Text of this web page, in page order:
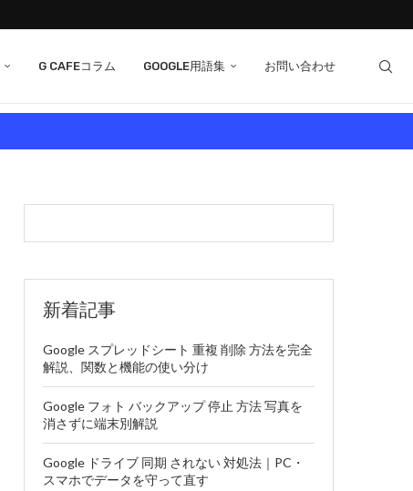
G CAFEコラム GOOGLE用語集 お問い合わせ
新着記事
Google スプレッドシート 重複 削除 方法を完全
解説、関数と機能の使い分け
Google フォト バックアップ 停止 方法 写真を
消さずに端末別解説
Google ドライブ 同期 されない 対処法｜PC・
スマホでデータを守って直す